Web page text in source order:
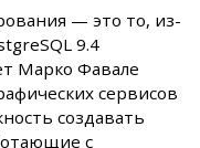
— это то, из-
9.4
Марко Фавале
сервисов
создавать
с